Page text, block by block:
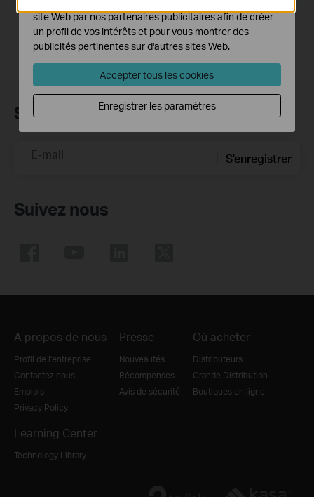
Subscription
E-mail S'enregistrer
Suivez nous
A propos de nous
Profil de l'entreprise
Contactez nous
Emplois
Privacy Policy
Presse
Nouveautés
Récompenses
Avis de sécurité
Où acheter
Distributeurs
Grande Distribution
Boutiques en ligne
Learning Center
Technology Library
site Web par nos partenaires publicitaires afin de créer
un profil de vos intérêts et pour vous montrer des
publicités pertinentes sur d'autres sites Web.
Accepter tous les cookies
Enregistrer les paramètres